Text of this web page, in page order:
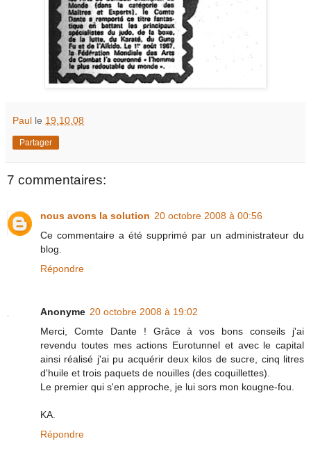
Paul le 19.10.08
Partager
7 commentaires:
nous avons la solution 20 octobre 2008 à 00:56
Ce commentaire a été supprimé par un administrateur du
blog.
Répondre
Anonyme 20 octobre 2008 à 19:02
Merci, Comte Dante ! Grâce à vos bons conseils j'ai
revendu toutes mes actions Eurotunnel et avec le capital
ainsi réalisé j'ai pu acquérir deux kilos de sucre, cinq litres
d'huile et trois paquets de nouilles (des coquillettes).
Le premier qui s'en approche, je lui sors mon kougne-fou.
KA.
Répondre